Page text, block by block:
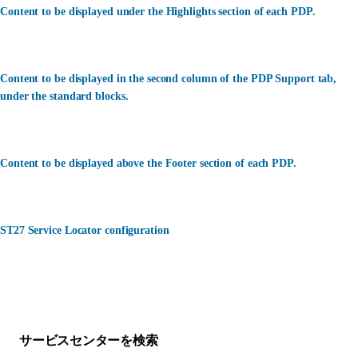
Content to be displayed under the Highlights section of each PDP.
Content to be displayed in the second column of the PDP Support tab,
under the standard blocks.
Content to be displayed above the Footer section of each PDP.
ST27 Service Locator configuration
サービスセンターを検索